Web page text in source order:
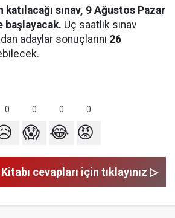
katılacağı sınav, 9 Ağustos Pazar
başlayacak. Üç saatlik sınav
adaylar sonuçlarını 26
0 0 0 0
😱 😂 😡
cevapları için tıklayınız ▷